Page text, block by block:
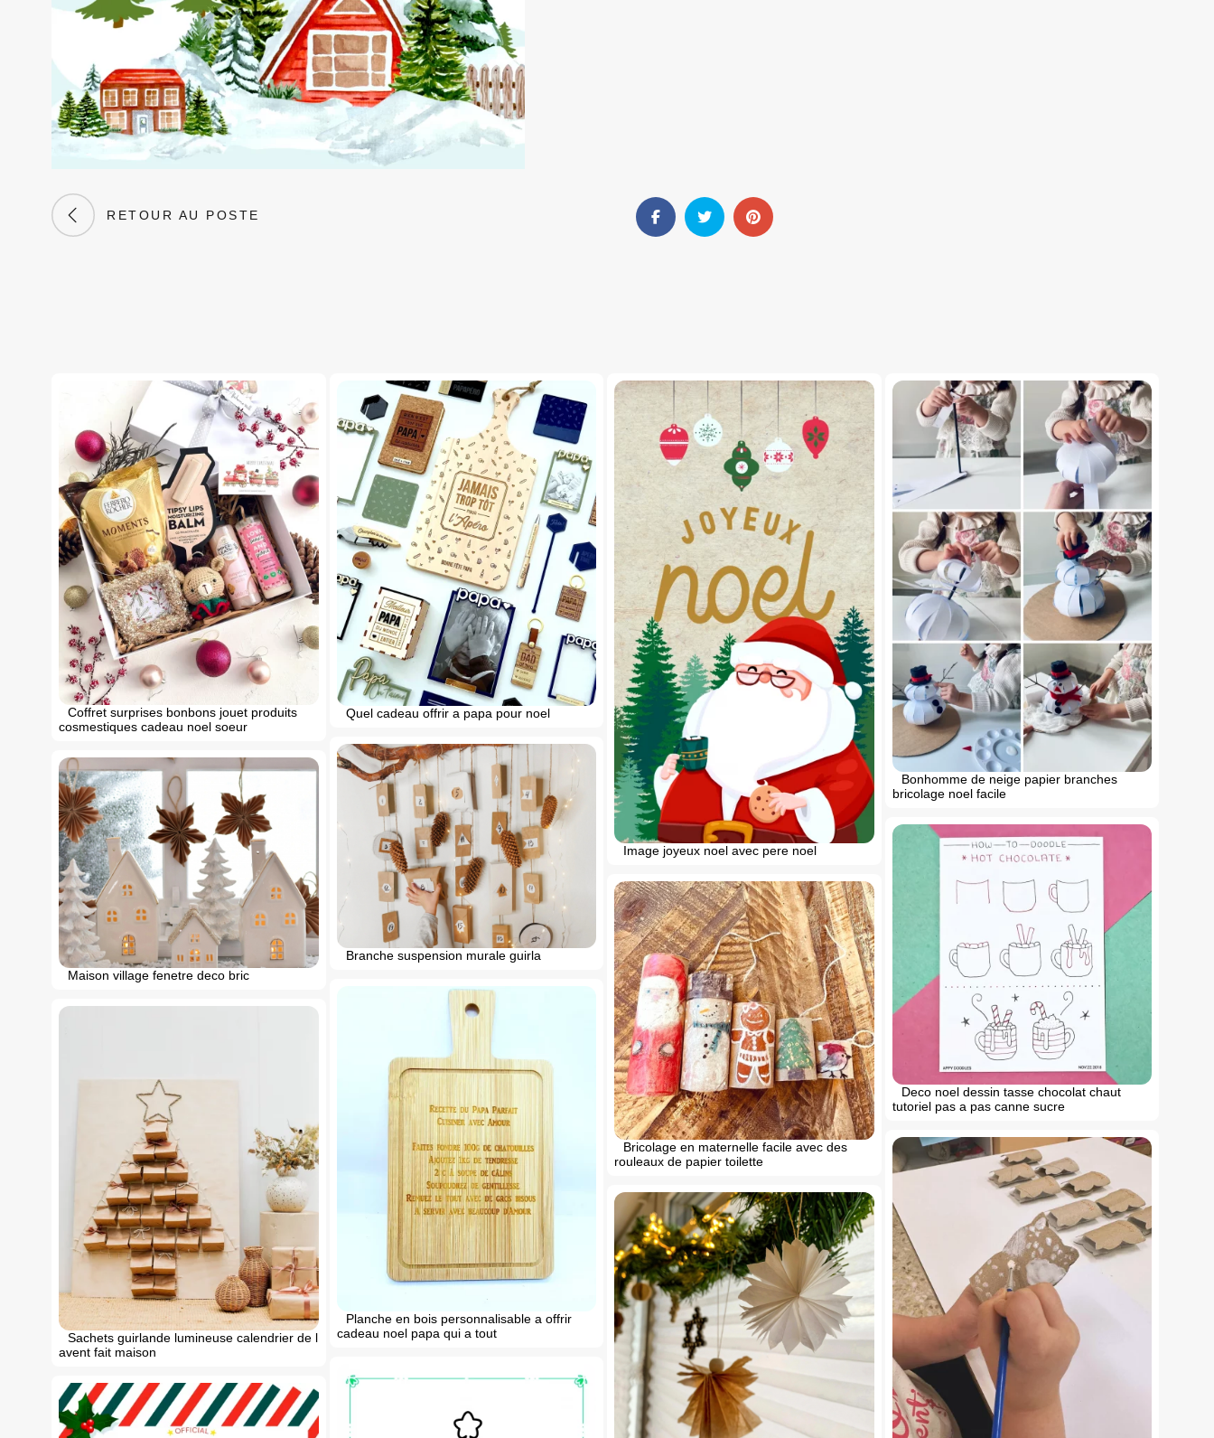
RETOUR AU POSTE
Coffret surprises bonbons jouet produits
cosmestiques cadeau noel soeur
Quel cadeau offrir a papa pour noel
Image joyeux noel avec pere noel
Bonhomme de neige papier branches
bricolage noel facile
Branche suspension murale guirla
Maison village fenetre deco bric
Deco noel dessin tasse chocolat chaut
tutoriel pas a pas canne sucre
Bricolage en maternelle facile avec des
rouleaux de papier toilette
Planche en bois personnalisable a offrir
cadeau noel papa qui a tout
Sachets guirlande lumineuse calendrier de l
avent fait maison